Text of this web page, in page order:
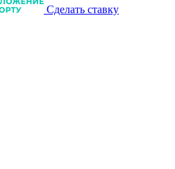
Сделать ставку